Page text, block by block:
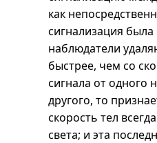
как
сигнализация
наблюдатели
быстрее, чем со
сигнала от одного
другого, то
скорость тел
света; и эта